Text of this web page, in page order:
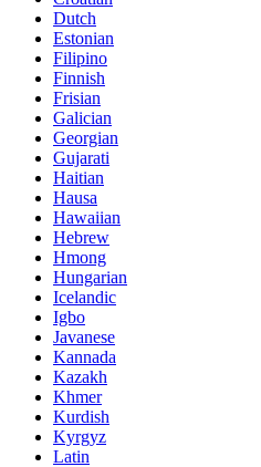
Dutch
Estonian
Filipino
Finnish
Frisian
Galician
Georgian
Gujarati
Haitian
Hausa
Hawaiian
Hebrew
Hmong
Hungarian
Icelandic
Igbo
Javanese
Kannada
Kazakh
Khmer
Kurdish
Kyrgyz
Latin